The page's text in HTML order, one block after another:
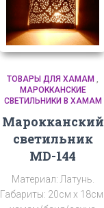
ТОВАРЫ ДЛЯ ХАМАМ
МАРОККАНСКИЕ
СВЕТИЛЬНИКИ В ХАМАМ
Марокканский
светильник
MD-144
Материал: Латунь.
Габариты: 20см х 18см.